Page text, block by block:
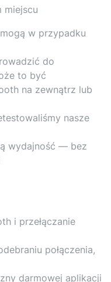
miejscu
w przypadku
do
to być
na zewnątrz lub
nasze
wydajność — bez
i przełączanie
połączenia,
darmowej aplikacji